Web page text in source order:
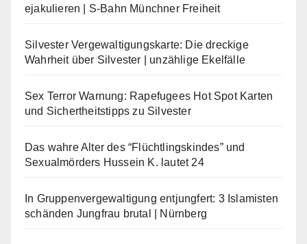
ejakulieren | S-Bahn Münchner Freiheit
Silvester Vergewaltigungskarte: Die dreckige
Wahrheit über Silvester | unzählige Ekelfälle
Sex Terror Warnung: Rapefugees Hot Spot Karten
und Sichertheitstipps zu Silvester
Das wahre Alter des “Flüchtlingskindes” und
Sexualmörders Hussein K. lautet 24
In Gruppenvergewaltigung entjungfert: 3 Islamisten
schänden Jungfrau brutal | Nürnberg